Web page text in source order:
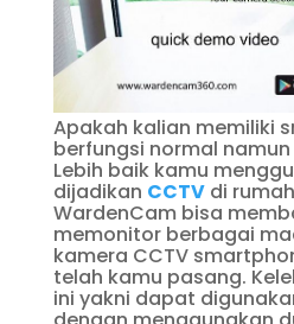
Apakah kalian memiliki
berfungsi normal
Lebih baik kamu
dijadikan CCTVdi
WardenCam bisa
memonitor berbagai
kamera CCTV
telah kamu pasang.
ini yakni dapat